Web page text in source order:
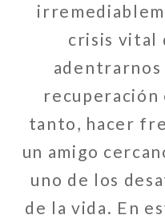
crisis vital
adentrarnos
recuperación
tanto, hacer
un amigo
uno de los
de la vida. En